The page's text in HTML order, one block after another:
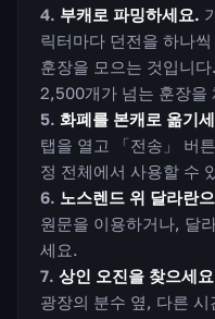
부캐로 파밍하세요.
릭터마다 던전을 하나
훈장을 모으는 것입니
2,500개가 넘는 훈장을
화폐를 본캐로 옮기
탭을 열고 「전송」 버
정 전체에서 사용할 수
노스렌드 위 달라란
원문을 이용하거나, 달
세요.
상인 오진을 찾으세
광장의 분수 옆, 다른